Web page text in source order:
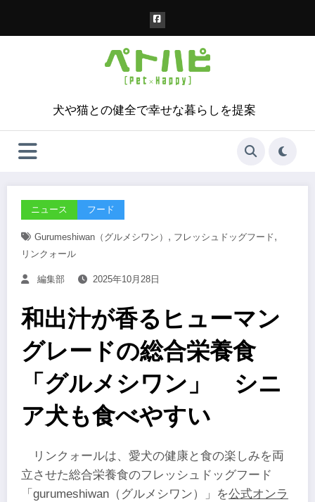
犬や猫との健全で幸せな暮らしを提案
ニュース フード
Gurumeshiwan（グルメシワン） , フレッシュドッグフード,
リンクォール
編集部 2025年10月28日
和出汁が香るヒューマン
グレードの総合栄養食
「グルメシワン」 シニ
ア犬も食べやすい
リンクォールは、愛犬の健康と食の楽しみを両
立させた総合栄養食のフレッシュドッグフード
「gurumeshiwan（グルメシワン）」を公式オンラ